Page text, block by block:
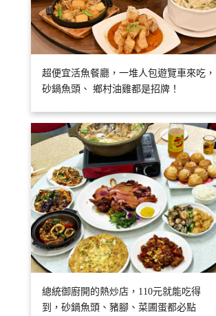
超便宜活魚餐廳，一堆人包遊覽車來吃，
砂鍋魚頭、 鄉村油雞都是招牌！
總統御廚開的熱炒店，110元就能吃得
到，砂鍋魚頭、豬腳、菜圃蛋都必點